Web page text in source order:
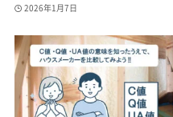
2026年1月7日